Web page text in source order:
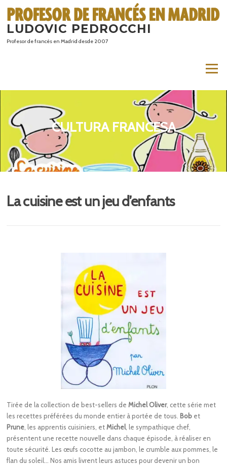
contenido
LUDOVIC PEDROCCHI
Profesor de francés en Madrid desde 2007
Menú
CULTURA FRANCESA
La cuisine est un jeu d’enfants
Tirée de la collection de best-sellers deMichel Oliver, cette série met
les recettes préférées du monde entier à portée de tous. Bob et
Prune , les apprentis cuisiniers, etMichel, le sympathique chef,
présentent une recette nouvelle dans chaque épisode, à réaliser en
toute sécurité. Les œufs cocotte au jambon, le crumble aux pommes, le
flan du soleil… Nos amis livrent leurs astuces pour devenir un bon